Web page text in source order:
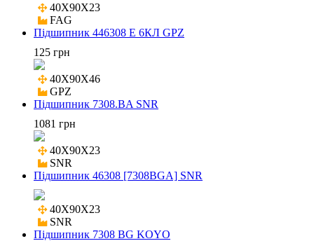
40X90X23
FAG
Підшипник 446308 Е 6КЛ GPZ
125 грн
40X90X46
GPZ
Підшипник 7308.BA SNR
1081 грн
40X90X23
SNR
Підшипник 46308 [7308BGA] SNR
40X90X23
SNR
Підшипник 7308 BG KOYO